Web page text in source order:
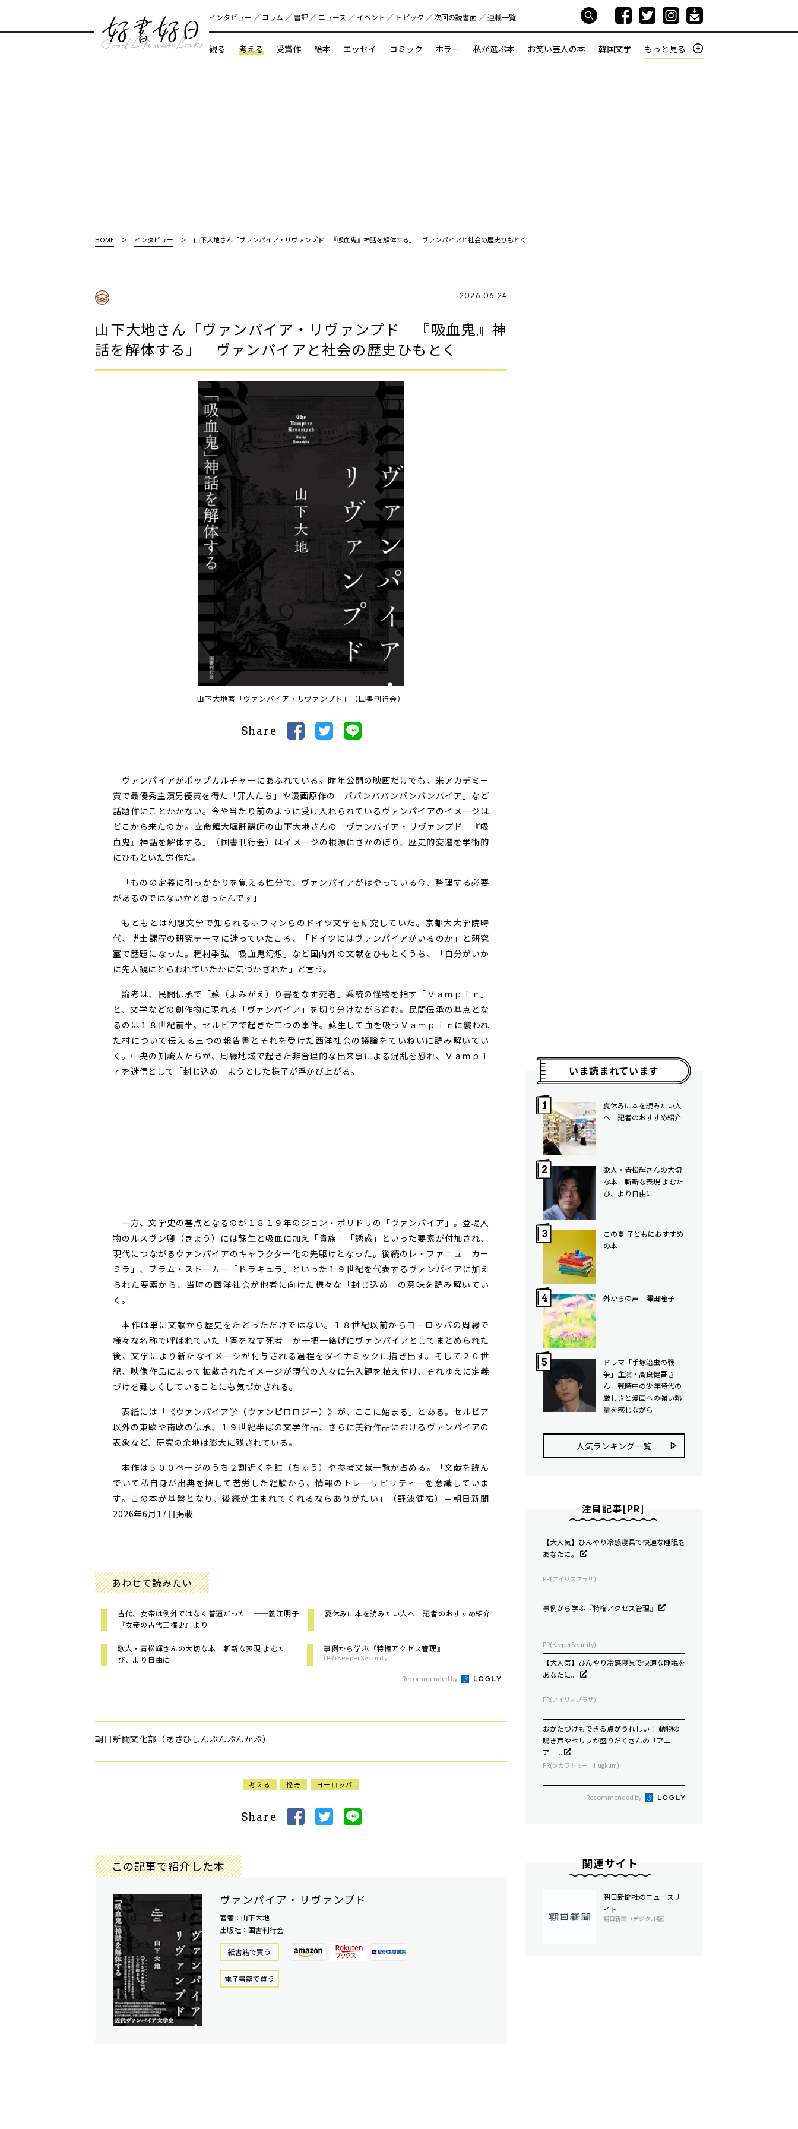
好書好日
インタビュー コラム 書評 ニュース イベント トピック 次回の読書⾯ 連載一覧
観る 考える 受賞作 絵本 エッセイ コミック ホラー 私が選ぶ本 お笑い芸人の本 韓国文学 もっと見る
HOME インタビュー 山下大地さん「ヴァンパイア・リヴァンプド 『吸血鬼』神話を解体する」 ヴァンパイアと社会の歴史ひもとく
2026.06.24
山下大地さん「ヴァンパイア・リヴァンプド 『吸血鬼』神
話を解体する」 ヴァンパイアと社会の歴史ひもとく
山下大地著「ヴァンパイア・リヴァンプド」（国書刊行会）
Share
ヴァンパイアがポップカルチャーにあふれている。昨年公開の映画だけでも、米アカデミー
賞で最優秀主演男優賞を得た「罪人たち」や漫画原作の「ババンババンバンバンパイア」など
話題作にことかかない。今や当たり前のように受け入れられているヴァンパイアのイメージは
どこから来たのか――。立命館大嘱託講師の山下大地さんの「ヴァンパイア・リヴァンプド 『吸
血鬼』神話を解体する」（国書刊行会）はイメージの根源にさかのぼり、歴史的変遷を学術的
にひもといた労作だ。
「ものの定義に引っかかりを覚える性分で、ヴァンパイアがはやっている今、整理する必要
があるのではないかと思ったんです」
もともとは幻想文学で知られるホフマンらのドイツ文学を研究していた。京都大大学院時
代、博士課程の研究テーマに迷っていたころ、「ドイツにはヴァンパイアがいるのか」と研究
室で話題になった。種村季弘「吸血鬼幻想」など国内外の文献をひもとくうち、「自分がいか
に先入観にとらわれていたかに気づかされた」と言う。
論考は、民間伝承で「蘇（よみがえ）り害をなす死者」系統の怪物を指す「Ｖａｍｐｉｒ」
と、文学などの創作物に現れる「ヴァンパイア」を切り分けながら進む。民間伝承の基点とな
るのは１８世紀前半、セルビアで起きた二つの事件。蘇生して血を吸うＶａｍｐｉｒに襲われ
た村について伝える三つの報告書とそれを受けた西洋社会の議論をていねいに読み解いてい
く。中央の知識人たちが、周縁地域で起きた非合理的な出来事による混乱を恐れ、Ｖａｍｐｉ
ｒを迷信として「封じ込め」ようとした様子が浮かび上がる。
一方、文学史の基点となるのが１８１９年のジョン・ポリドリの「ヴァンパイア」。登場人
物のルスヴン卿（きょう）には蘇生と吸血に加え「貴族」「誘惑」といった要素が付加され、
現代につながるヴァンパイアのキャラクター化の先駆けとなった。後続のレ・ファニュ「カー
ミラ」、ブラム・ストーカー「ドラキュラ」といった１９世紀を代表するヴァンパイアに加え
られた要素から、当時の西洋社会が他者に向けた様々な「封じ込め」の意味を読み解いてい
く。
本作は単に文献から歴史をたどっただけではない。１８世紀以前からヨーロッパの周縁で
様々な名称で呼ばれていた「害をなす死者」が十把一絡げにヴァンパイアとしてまとめられた
後、文学により新たなイメージが付与される過程をダイナミックに描き出す。そして２０世
紀、映像作品によって拡散されたイメージが現代の人々に先入観を植え付け、それゆえに定義
づけを難しくしていることにも気づかされる。
表紙には「《ヴァンパイア学（ヴァンピロロジー）》が、ここに始まる」とある。セルビア
以外の東欧や南欧の伝承、１９世紀半ばの文学作品、さらに美術作品におけるヴァンパイアの
表象など、研究の余地は膨大に残されている。
本作は５００ページのうち２割近くを註（ちゅう）や参考文献一覧が占める。「文献を読ん
でいて私自身が出典を探して苦労した経験から、情報のトレーサビリティーを意識していま
す。この本が基盤となり、後続が生まれてくれるならありがたい」（野波健祐）＝朝日新聞
2026年6月17日掲載
あわせて読みたい
古代、女帝は例外ではなく普遍だった ──義江明子
『女帝の古代王権史』より
夏休みに本を読みたい人へ 記者のおすすめ紹介
歌人・青松輝さんの大切な本 斬新な表現 よむた
び、より自由に
事例から学ぶ『特権アクセス管理』
(PR)KeeperSecurity
Recommended by
朝日新聞文化部（あさひしんぶんぶんかぶ）
考える 怪奇 ヨーロッパ
Share
この記事で紹介した本
ヴァンパイア・リヴァンプド
著者：山下大地
出版社：国書刊行会
紙書籍で買う
電⼦書籍で買う
いま読まれています
夏休みに本を読みたい人
へ 記者のおすすめ紹介
歌人・青松輝さんの大切
な本 斬新な表現 よむた
び、より自由に
この夏 子どもにおすすめ
の本
外からの声 澤田瞳子
ドラマ「手塚治虫の戦
争」主演・高良健吾さ
ん 戦時中の少年時代の
厳しさと漫画への強い熱
量を感じながら
人気ランキング⼀覧
注目記事[PR]
【大人気】ひんやり冷感寝具で快適な睡眠を
あなたに。
PR(アイリスプラザ)
事例から学ぶ『特権アクセス管理』
PR(KeeperSecurity)
【大人気】ひんやり冷感寝具で快適な睡眠を
あなたに。
PR(アイリスプラザ)
おかたづけもできる点がうれしい！ 動物の
鳴き声やセリフが盛りだくさんの「アニ
ア ...
PR(タカラトミー｜Hugkum)
Recommended by
関連サイト
朝日新聞社のニュースサ
イト
朝日新聞（デジタル版）